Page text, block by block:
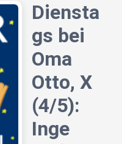
Diensta
gs bei
Oma
Otto, X
(4/5):
Inge